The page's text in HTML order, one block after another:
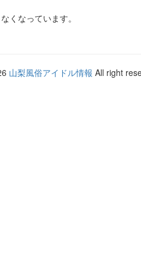
くなっています。
山梨風俗アイドル情報 All right